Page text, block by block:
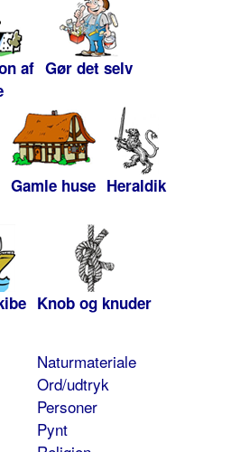
af Gør det selv
Gamle huse Heraldik
Knob og knuder
Naturmateriale
Ord/udtryk
Personer
Pynt